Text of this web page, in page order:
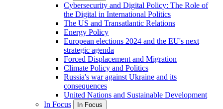
Cybersecurity and Digital Policy: The Role of
the Digital in International Politics
The US and Transatlantic Relations
Energy Policy
European elections 2024 and the EU's next
strategic agenda
Forced Displacement and Migration
Climate Policy and Politics
Russia's war against Ukraine and its
consequences
United Nations and Sustainable Development
In Focus
In Focus